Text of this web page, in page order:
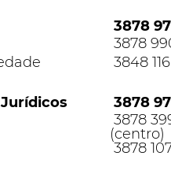
3878
3878
3848
3878
3878
(centro)
3878